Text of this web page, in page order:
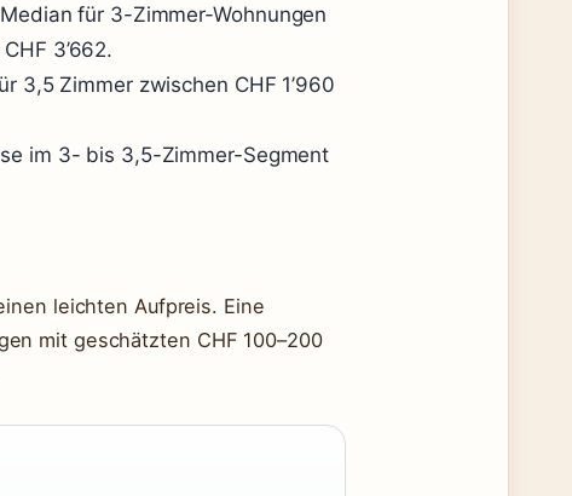
für 3-Zimmer-Wohnungen
3’662.
3,5 Zimmer zwischen CHF 1’960
im 3- bis 3,5-Zimmer-Segment
leichten Aufpreis. Eine
mit geschätzten CHF 100–200